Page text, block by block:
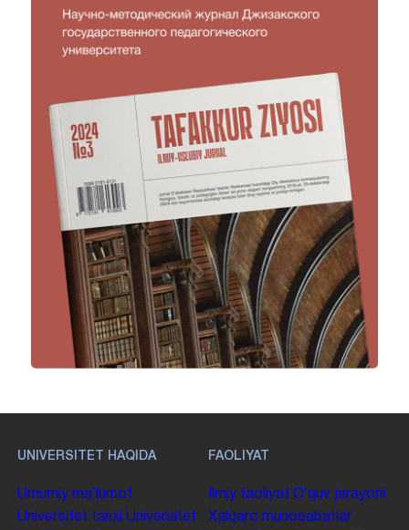
UNIVERSITET HAQIDA
Umumiy maʼlumot
Universitet tarixi Universitet
FAOLIYAT
Ilmiy faoliyat Oʻquv jarayoni
Xalqaro munosabatlar